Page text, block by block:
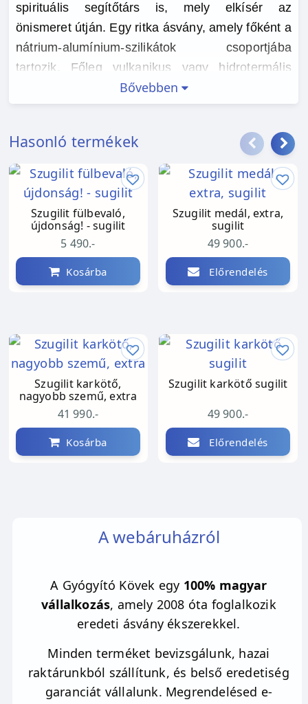
spirituális segítőtárs is, mely elkísér az
önismeret útján. Egy ritka ásvány, amely főként a
nátrium-alumínium-szilikátok csoportjába
tartozik. Főleg vulkanikus vagy hidrotermális
környezetben fordul elő.
Megnyitja és összehangolja a csakrákat,
elősegítve a szeretet szabad áramlását.
Támogatja a szeretetteljes kommunikációt és a
megbocsátást.
Belső békét és harmóniát teremt.
Önismeret és megvilágosodás:
Megértést ad a tudat és a test közötti
kapcsolatra.
Választ ad a létezés nagy kérdéseire.
Támogatja a spirituális fejlődést és a
megvilágosodást.
Bátorságot ad a függetlenedéshez és az önálló
Szent Mihály arkangyal köve, mely spirituális
védelmet nyújt.
Önbizalom növelése
Kreativitás fokozása
Bővebben
Hasonló termékek
Szugilit fülbevaló,
újdonság! - sugilit
5 490.-
Kosárba
Szugilit karkötő,
nagyobb szemű, extra
41 990.-
Kosárba
Szugilit medál, extra,
sugilit
49 900.-
Előrendelés
Szugilit karkötő sugilit
49 900.-
Előrendelés
A webáruházról
A Gyógyító Kövek egy 100% magyar
vállalkozás, amely 2008 óta foglalkozik
eredeti ásvány ékszerekkel.
Minden terméket bevizsgálunk, hazai
raktárunkból szállítunk, és belső eredetiség
garanciát vállalunk. Megrendelésed e-